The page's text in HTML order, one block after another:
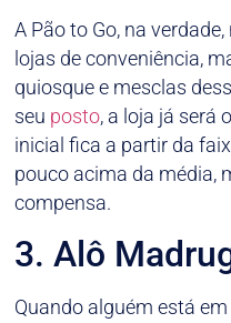
A Pão to Go, na
lojas de conveniência,
quiosque e mesclas
seu posto, a loja já será
inicial fica a partir da
pouco acima da média,
compensa.
3. Alô
Quando alguém está